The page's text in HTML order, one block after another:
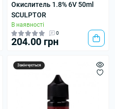
Окислитель 1.8% 6V 50ml
SCULPTOR
В наявності
0
204.00 грн
Закінчується